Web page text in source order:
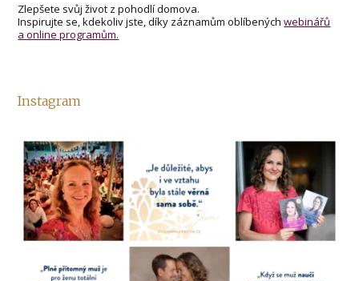
Zlepšete svůj život z pohodlí domova.
Inspirujte se, kdekoliv jste, díky záznamům oblíbenýchwebinářů
a online programům.
Instagram